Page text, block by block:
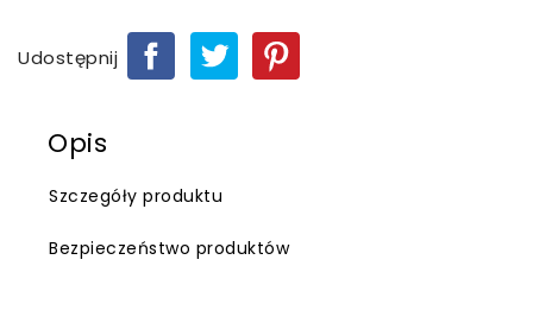
Udostępnij
Opis
Szczegóły produktu
Bezpieczeństwo produktów